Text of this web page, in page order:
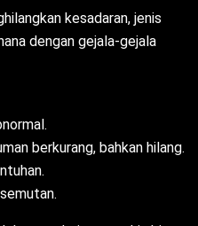
kesadaran, jenis
dengan gejala-gejala
berkurang, bahkan hilang.